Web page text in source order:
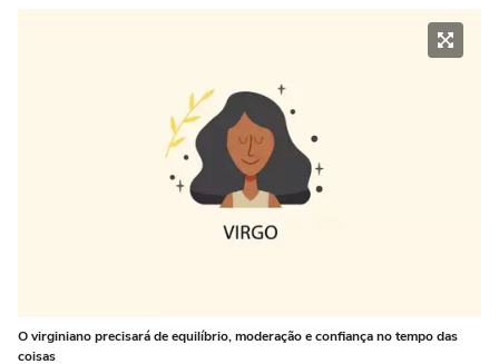
O virginiano precisará de equilíbrio, moderação e confiança no tempo das
coisas